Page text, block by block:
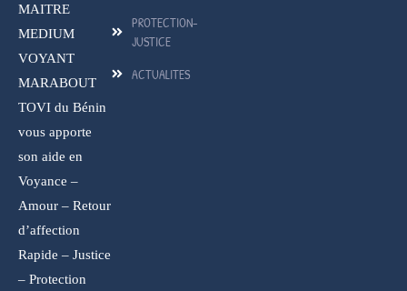
MAITRE
MEDIUM
VOYANT
MARABOUT
TOVI du Bénin
vous apporte
son aide en
Voyance –
Amour – Retour
d’affection
Rapide – Justice
– Protection
PROTECTION-
JUSTICE
ACTUALITES